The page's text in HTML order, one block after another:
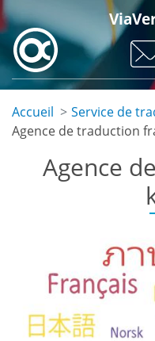
Skip
to
main
content
Accueil
Service de
Agence de traduction
Agence